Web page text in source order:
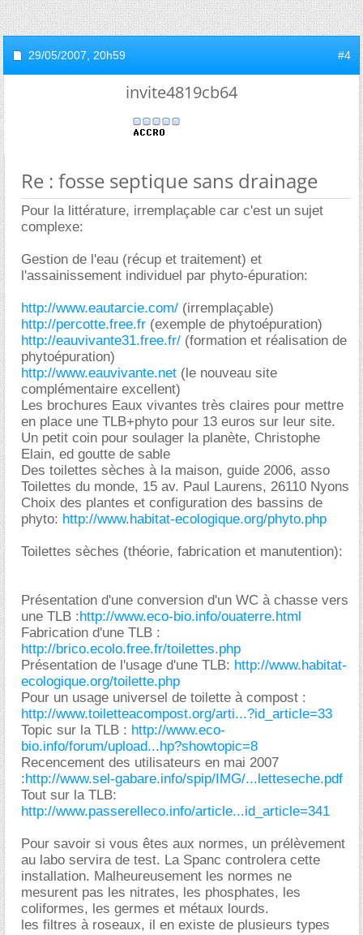
29/05/2007, 20h59 #4
invite4819cb64
Re : fosse septique sans drainage
Pour la littérature, irremplaçable car c'est un sujet
complexe:
Gestion de l'eau (récup et traitement) et
l'assainissement individuel par phyto-épuration:
http://www.eautarcie.com/ (irremplaçable)
http://percotte.free.fr (exemple de phytoépuration)
http://eauvivante31.free.fr/ (formation et réalisation de
phytoépuration)
http://www.eauvivante.net (le nouveau site
complémentaire excellent)
Les brochures Eaux vivantes très claires pour mettre
en place une TLB+phyto pour 13 euros sur leur site.
Un petit coin pour soulager la planète, Christophe
Elain, ed goutte de sable
Des toilettes sèches à la maison, guide 2006, asso
Toilettes du monde, 15 av. Paul Laurens, 26110 Nyons
Choix des plantes et configuration des bassins de
phyto: http://www.habitat-ecologique.org/phyto.php
Toilettes sèches (théorie, fabrication et manutention):
Présentation d'une conversion d'un WC à chasse vers
une TLB :http://www.eco-bio.info/ouaterre.html
Fabrication d'une TLB :
http://brico.ecolo.free.fr/toilettes.php
Présentation de l'usage d'une TLB: http://www.habitat-
ecologique.org/toilette.php
Pour un usage universel de toilette à compost :
http://www.toiletteacompost.org/arti...?id_article=33
Topic sur la TLB : http://www.eco-
bio.info/forum/upload...hp?showtopic=8
Recencement des utilisateurs en mai 2007
:http://www.sel-gabare.info/spip/IMG/...letteseche.pdf
Tout sur la TLB:
http://www.passerelleco.info/article...id_article=341
Pour savoir si vous êtes aux normes, un prélèvement
au labo servira de test. La Spanc controlera cette
installation. Malheureusement les normes ne
mesurent pas les nitrates, les phosphates, les
coliformes, les germes et métaux lourds.
les filtres à roseaux, il en existe de plusieurs types